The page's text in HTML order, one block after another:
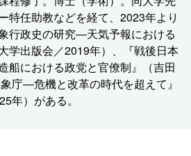
特任助教などを経て、2023年より
行政史の研究―天気予報における
学出版会／2019年）、『戦後日本
船における政党と官僚制』（吉田
庁―危機と改革の時代を超えて』
年）がある。